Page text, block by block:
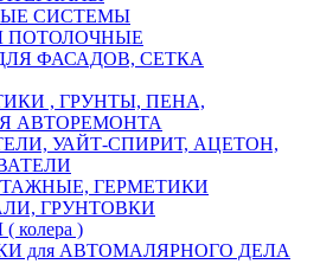
СИСТЕМЫ
ПОТОЛОЧНЫЕ
ФАСАДОВ, СЕТКА
, ГРУНТЫ, ПЕНА,
АВТОРЕМОНТА
УАЙТ-СПИРИТ, АЦЕТОН,
ГЕРМЕТИКИ
ГРУНТОВКИ
)
для АВТОМАЛЯРНОГО ДЕЛА